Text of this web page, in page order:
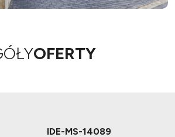
OFERTY
IDE-MS-14089